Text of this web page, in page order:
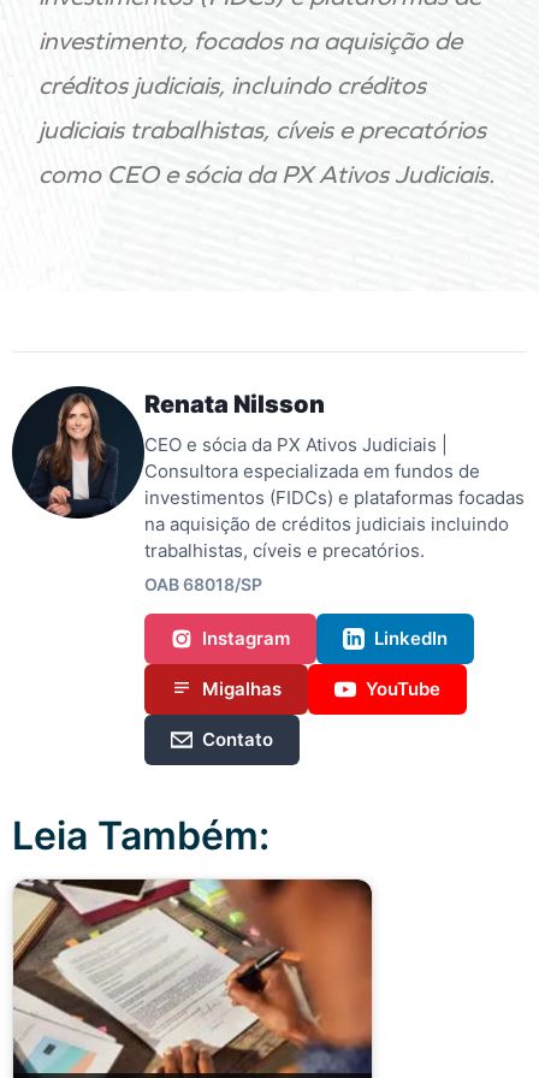
investimento, focados na aquisição de
créditos judiciais, incluindo créditos
judiciais trabalhistas, cíveis e precatórios
como CEO e sócia da PX Ativos Judiciais.
Renata Nilsson
CEO e sócia da PX Ativos Judiciais |
Consultora especializada em fundos de
investimentos (FIDCs) e plataformas focadas
na aquisição de créditos judiciais incluindo
trabalhistas, cíveis e precatórios.
OAB 68018/SP
Instagram LinkedIn
Migalhas YouTube
Contato
Leia Também: